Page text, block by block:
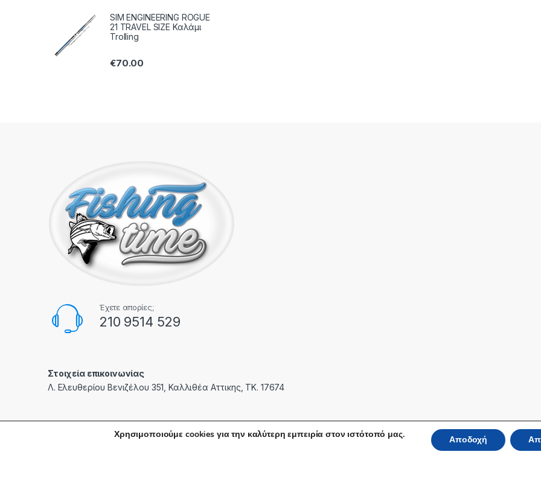
SIM ENGINEERING ROGUE
21 TRAVEL SIZE Καλάμι
Trolling
€70.00
Έχετε απορίες;
210 9514 529
Στοιχεία επικοινωνίας
Λ. Ελευθερίου Βενιζέλου 351, Καλλιθέα Αττικης, ΤΚ. 17674
Χρησιμοποιούμε cookies για την καλύτερη εμπειρία στον ιστότοπό μας. Αποδοχή